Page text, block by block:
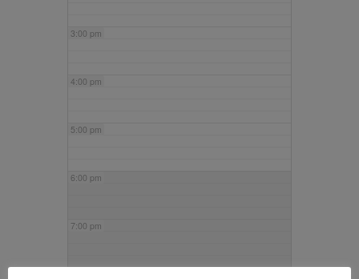
3:00 pm
4:00 pm
5:00 pm
6:00 pm
7:00 pm